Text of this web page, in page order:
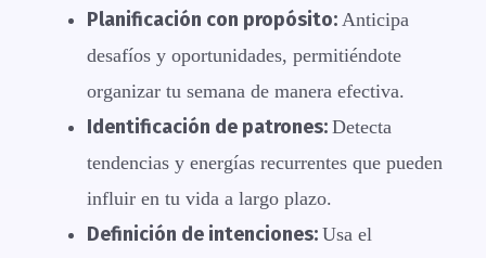
Planificación con propósito: Anticipa
desafíos y oportunidades, permitiéndote
organizar tu semana de manera efectiva.
Identificación de patrones: Detecta
tendencias y energías recurrentes que pueden
influir en tu vida a largo plazo.
Definición de intenciones: Usa el